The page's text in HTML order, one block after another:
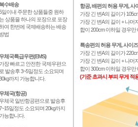
복수배송
일이내 주문한 상품들중 원하
는 상품을 하나의 포장으로 포장
여 한번에 국제배송하는 배송
방법
우체국특급우편(EMS)
가장 빠르고 안전한 국제우편으
로 발송후 3~5일정도 소요되며
까지 가능합니다.
우체국(항공)
우체국 일반항공편으로 발송후
일정도 소요되며 20kg까지
가능합니다.
항공, 배편의 허용 무게, 사
가장 긴 변A의 길이가
가장 긴 변A의 길이 + 나머
합이 200cm 이하일 경우만
특송편의 허용 무게, 사이즈
가장 긴 변A의 길이가
가장 긴 변A의 길이 + 나머
합이 300cm 이하일 경우만
(기준 초과시 부피 무게 적